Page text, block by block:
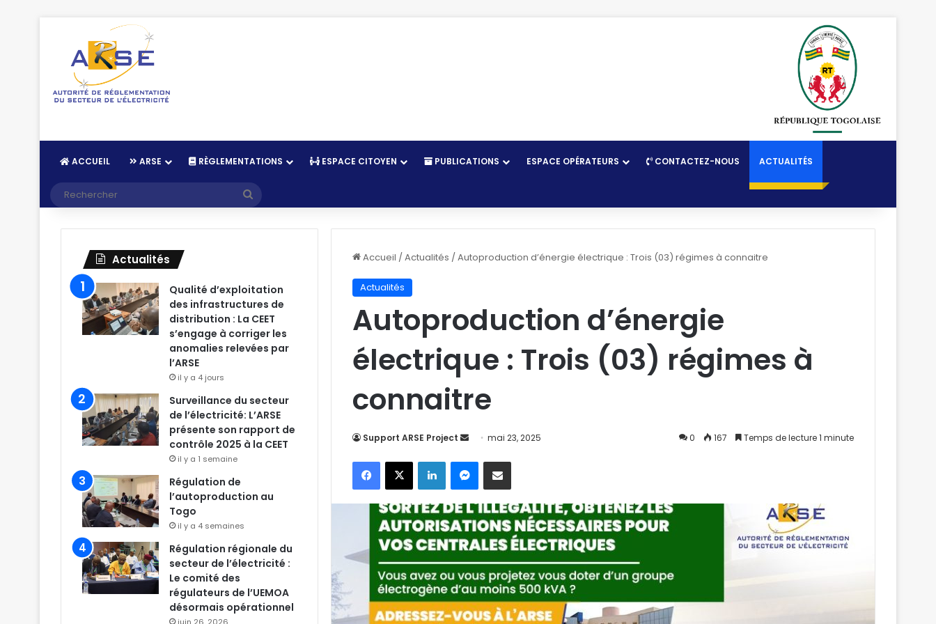
ACCUEIL ARSE RÈGLEMENTATIONS ESPACE CITOYEN PUBLICATIONS ESPACE OPÉRATEURS CONTACTEZ-NOUS ACTUALITÉS
Accueil /Actualités /Autoproduction d’énergie électrique : Trois (03) régimes à connaitre
Actualités
Autoproduction d’énergie
électrique : Trois (03) régimes à
connaitre
Support ARSE Project
v
o
y
e
r
u
n
c
o
mai 23, 2025 0 167 Temps de lecture 1 minute
X Linkedin
Actualités
Qualité d’exploitation
des infrastructures de
distribution : La CEET
s’engage à corriger les
anomalies relevées par
l’ARSE
il y a 4 jours
Surveillance du secteur
de l’électricité: L’ARSE
présente son rapport de
contrôle 2025 à la CEET
il y a 1 semaine
Régulation de
l’autoproduction au
Togo
il y a 4 semaines
Régulation régionale du
secteur de l’électricité :
Le comité des
régulateurs de l’UEMOA
désormais opérationnel